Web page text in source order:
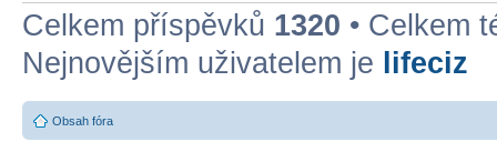
Celkem příspěvků 1320 • Celkem
Nejnovějším uživatelem je lifeciz
Obsah fóra